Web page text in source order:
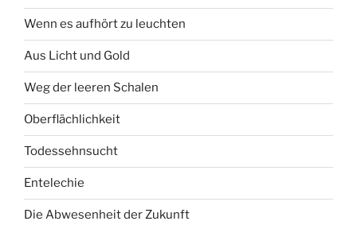
Wenn es aufhört zu leuchten
Aus Licht und Gold
Weg der leeren Schalen
Oberflächlichkeit
Todessehnsucht
Entelechie
Die Abwesenheit der Zukunft